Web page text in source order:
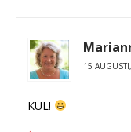
15
KUL!